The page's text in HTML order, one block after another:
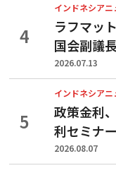
インドネシアニ
ラフマッ
国会副議
2026.07.13
インドネシアニ
政策金利
利セミナー
2026.08.07